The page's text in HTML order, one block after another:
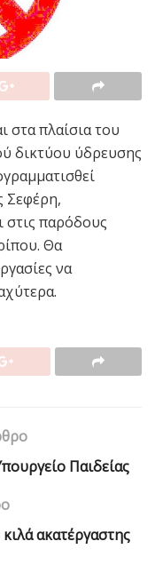
στα πλαίσια του
δικτύου ύδρευσης
Σεφέρη,
παρόδους
Θα
να
Παιδείας
ακατέργαστης